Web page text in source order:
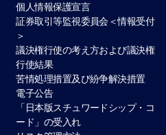
個人情報保護宣言
証券取引等監視委員会＜情報受付
＞
議決権行使の考え方および議決権
行使結果
苦情処理措置及び紛争解決措置
電子公告
「日本版スチュワードシップ・コ
ード」の受入れ